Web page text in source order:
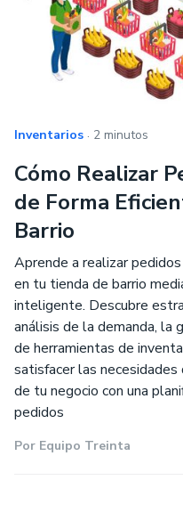
Inventarios . 2 minutos
Cómo Realizar
de Forma
Barrio
Aprende a realizar
en tu tienda de barrio
inteligente. Descubre
análisis de la demanda, la
de herramientas de
satisfacer las
de tu negocio con una
pedidos
Por Equipo Treinta